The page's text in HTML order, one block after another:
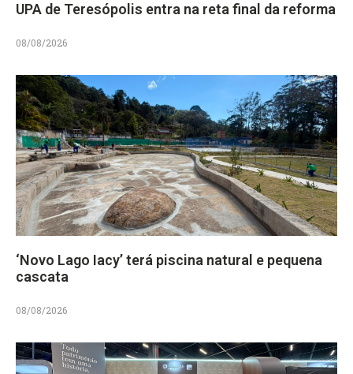
UPA de Teresópolis entra na reta final da reforma
08/08/2026
‘Novo Lago Iacy’ terá piscina natural e pequena
cascata
08/08/2026